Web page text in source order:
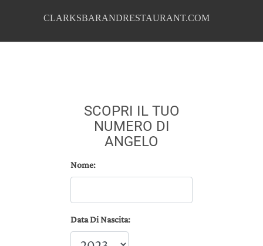
CLARKSBARANDRESTAURANT.COM
SCOPRI IL TUO
NUMERO DI
ANGELO
Nome:
Data Di Nascita: